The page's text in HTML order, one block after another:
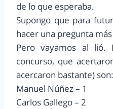
de lo que esperaba.
Supongo que para
hacer una pregunta
Pero vayamos al lió.
concurso, que
acercaron bastante) son:
Manuel Núñez – 1
Carlos Gallego – 2